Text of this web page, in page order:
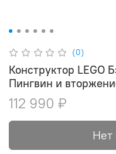
(0)
Конструктор LEGO
Пингвин и
112 990 ₽
Нет